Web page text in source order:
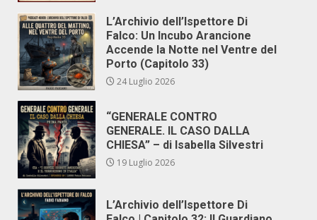
L’Archivio dell’Ispettore Di
Falco: Un Incubo Arancione
Accende la Notte nel Ventre del
Porto (Capitolo 33)
24 Luglio 2026
“GENERALE CONTRO
GENERALE. IL CASO DALLA
CHIESA” – di Isabella Silvestri
19 Luglio 2026
L’Archivio dell’Ispettore Di